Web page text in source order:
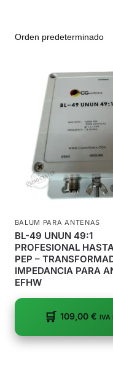
BALUM PARA ANTENAS
BL-49 UNUN 49:1
PROFESIONAL
PEP –
IMPEDANCIA PARA
EFHW
109,00 € IVA